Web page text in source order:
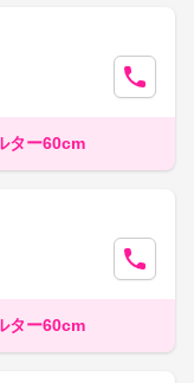
ター60cm
ター60cm